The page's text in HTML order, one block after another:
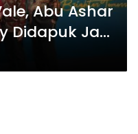
Abu Ashar
Didapuk Jadi